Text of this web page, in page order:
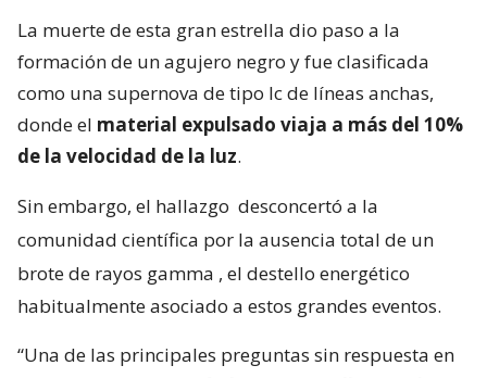
La muerte de esta gran estrella dio paso a la
formación de un agujero negro y fue clasificada
como una supernova de tipo Ic de líneas anchas,
donde el material expulsado viaja a más del 10%
de la velocidad de la luz.
Sin embargo, el hallazgo desconcertó a la
comunidad científica por la ausencia total de un
brote de rayos gamma , el destello energético
habitualmente asociado a estos grandes eventos.
“Una de las principales preguntas sin respuesta en